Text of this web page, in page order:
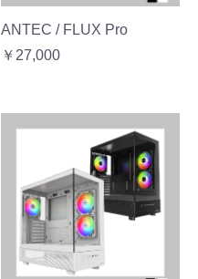
ANTEC / FLUX Pro
￥27,000